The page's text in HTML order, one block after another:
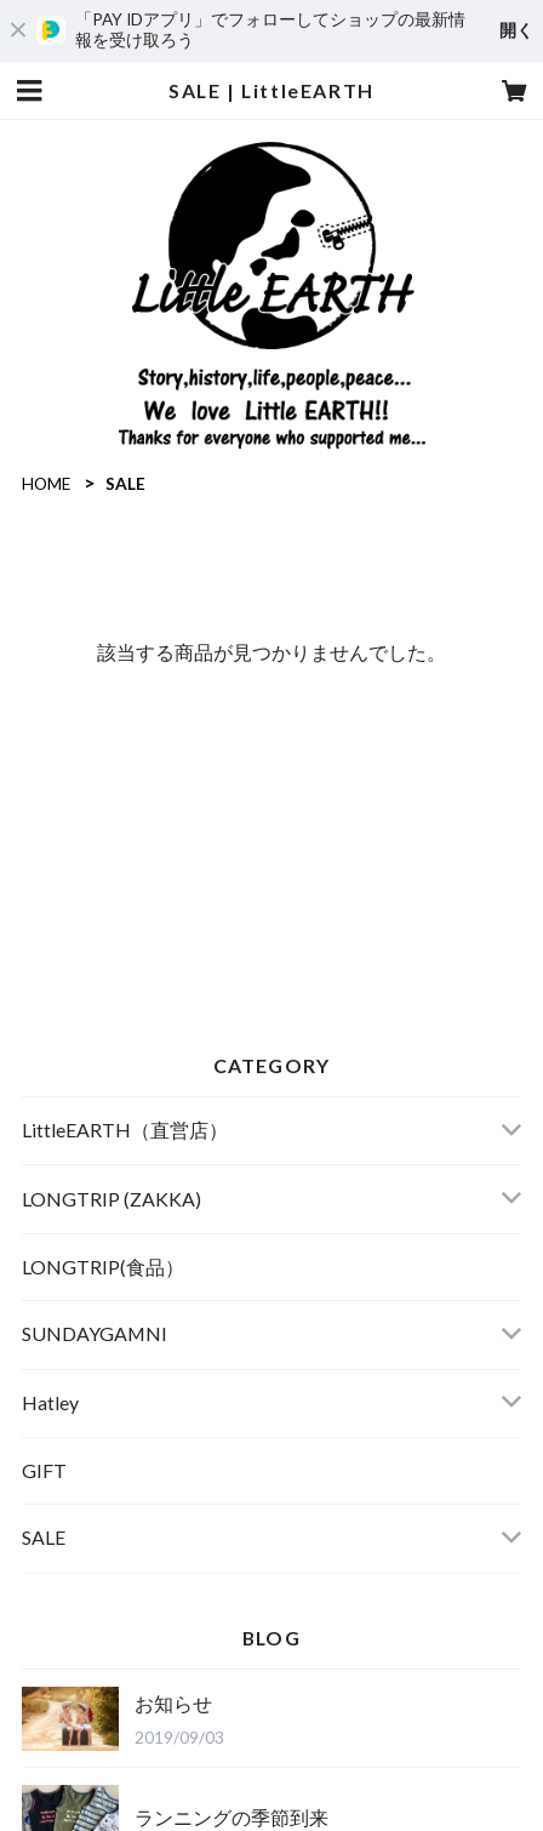
「PAY IDアプリ」でフォローしてショップの最新情
報を受け取ろう
開く
SALE | LittleEARTH
HOME SALE
該当する商品が見つかりませんでした。
CATEGORY
LittleEARTH（直営店）
LONGTRIP (ZAKKA)
LONGTRIP(食品）
SUNDAYGAMNI
Hatley
GIFT
SALE
BLOG
お知らせ
2019/09/03
ランニングの季節到来